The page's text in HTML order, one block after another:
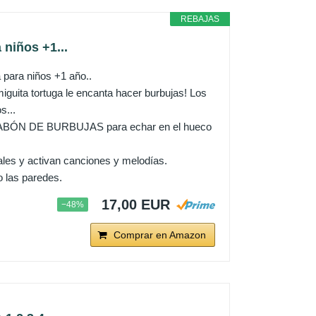
REBAJAS
niños +1...
niños +1 año..
tortuga le encanta hacer burbujas! Los
DE BURBUJAS para echar en el hueco
y activan canciones y melodías.
las paredes.
−48% 17,00 EUR
Comprar en Amazon